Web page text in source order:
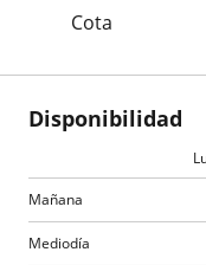
Cota
Disponibilidad
Mañana
Mediodía